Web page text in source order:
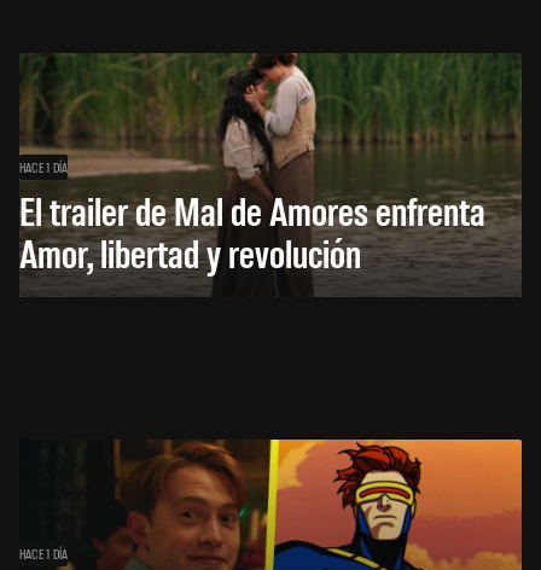
HACE 1 DÍA
El trailer de Mal de Amores enfrenta
Amor, libertad y revolución
HACE 1 DÍA